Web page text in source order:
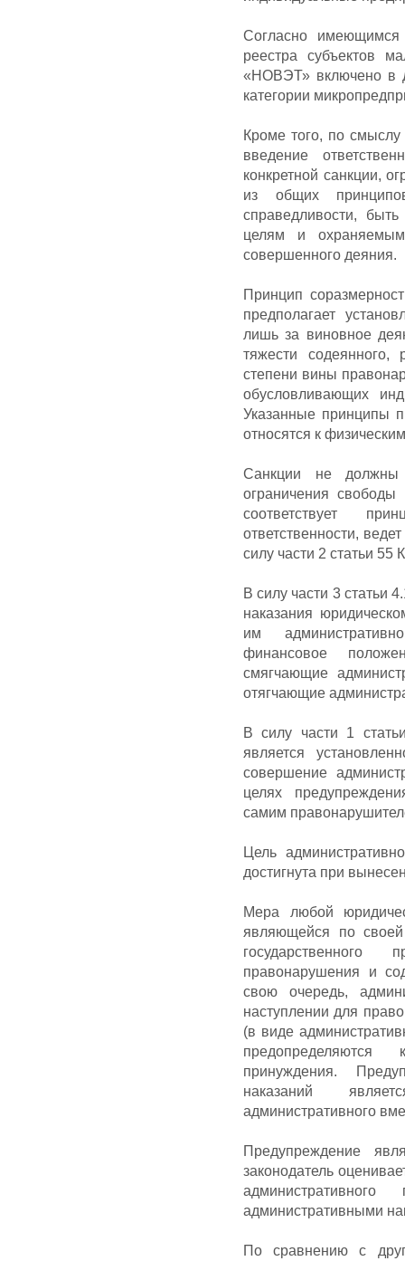
Согласно
реестра субъектов
«НОВЭТ» включено в
категории
Кроме того, по смыслу
введение
конкретной санкции,
из общих
справедливости,
целям и
совершенного деяния.
Принцип
предполагает
лишь за виновное
тяжести содеянного,
степени вины
обусловливающих
Указанные принципы
относятся к
Санкции не должны
ограничения свободы
соответствует
ответственности,
силу части 2 статьи 55
В силу части 3 статьи
наказания
им
финансовое
смягчающие
отягчающие
В силу части 1
является
совершение
целях
самим
Цель
достигнута при
Мера любой
являющейся по
правонарушения и
свою очередь,
наступлении для
(в виде
предопределяются
принуждения.
наказаний
административного
Предупреждение
законодатель
административными
По сравнению с